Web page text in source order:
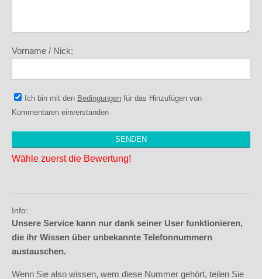
Vorname / Nick:
Ich bin mit den Bedingungen für das Hinzufügen von
Kommentaren einverstanden
Wähle zuerst die Bewertung!
Info:
Unsere Service kann nur dank seiner User funktionieren,
die ihr Wissen über unbekannte Telefonnummern
austauschen.
Wenn Sie also wissen, wem diese Nummer gehört, teilen Sie